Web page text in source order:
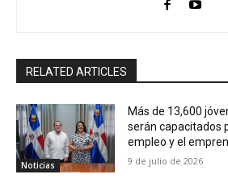
RELATED ARTICLES
Noticias
Más de 13,600
serán capacitados
empleo y el
9 de julio de 2026